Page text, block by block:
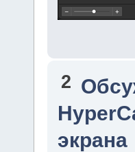
2
экрана